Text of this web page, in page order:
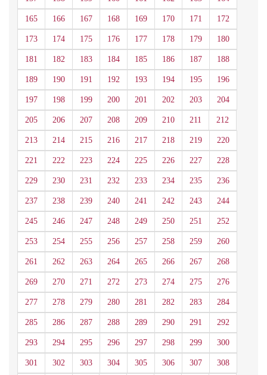
165 166 167 168 169 170 171 172
173 174 175 176 177 178 179 180
181 182 183 184 185 186 187 188
189 190 191 192 193 194 195 196
197 198 199 200 201 202 203 204
205 206 207 208 209 210 211 212
213 214 215 216 217 218 219 220
221 222 223 224 225 226 227 228
229 230 231 232 233 234 235 236
237 238 239 240 241 242 243 244
245 246 247 248 249 250 251 252
253 254 255 256 257 258 259 260
261 262 263 264 265 266 267 268
269 270 271 272 273 274 275 276
277 278 279 280 281 282 283 284
285 286 287 288 289 290 291 292
293 294 295 296 297 298 299 300
301 302 303 304 305 306 307 308